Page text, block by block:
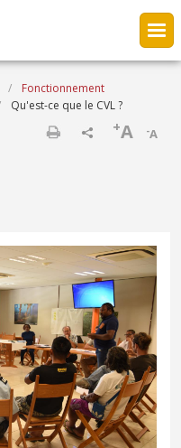
Fonctionnement
Qu'est-ce que le CVL ?
-A
+A